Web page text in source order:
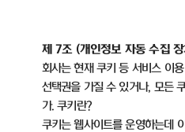
제 7조 (개인정보 자동 수집
회사는 현재 쿠키 등 서비스 이
선택권을 가질 수 있거나, 모든
가.쿠키란?
쿠키는 웹사이트를 운영하는데